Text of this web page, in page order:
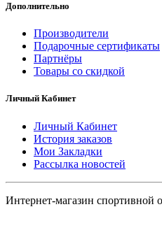
Дополнительно
Производители
Подарочные сертификаты
Партнёры
Товары со скидкой
Личный Кабинет
Личный Кабинет
История заказов
Мои Закладки
Рассылка новостей
Интернет-магазин